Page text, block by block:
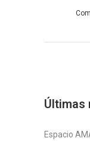
Últimas
Espacio